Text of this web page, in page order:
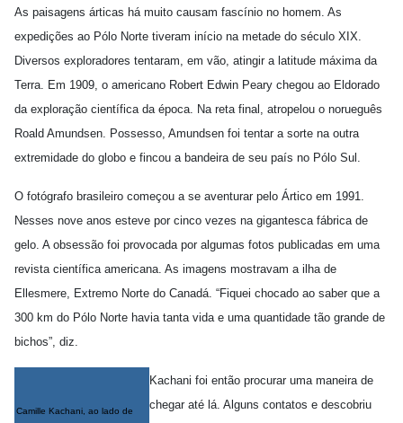
As paisagens árticas há muito causam fascínio no homem. As
expedições ao Pólo Norte tiveram início na metade do século XIX.
Diversos exploradores tentaram, em vão, atingir a latitude máxima da
Terra. Em 1909, o americano Robert Edwin Peary chegou ao Eldorado
da exploração científica da época. Na reta final, atropelou o norueguês
Roald Amundsen. Possesso, Amundsen foi tentar a sorte na outra
extremidade do globo e fincou a bandeira de seu país no Pólo Sul.
O fotógrafo brasileiro começou a se aventurar pelo Ártico em 1991.
Nesses nove anos esteve por cinco vezes na gigantesca fábrica de
gelo. A obsessão foi provocada por algumas fotos publicadas em uma
revista científica americana. As imagens mostravam a ilha de
Ellesmere, Extremo Norte do Canadá. “Fiquei chocado ao saber que a
300 km do Pólo Norte havia tanta vida e uma quantidade tão grande de
bichos”, diz.
Camille Kachani, ao lado de
Kachani foi então procurar uma maneira de
chegar até lá. Alguns contatos e descobriu